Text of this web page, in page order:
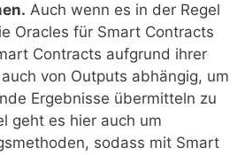
Auch wenn es in der Regel
Oracles für Smart Contracts
Contracts aufgrund ihrer
von Outputs abhängig, um
Ergebnisse übermitteln zu
geht es hier auch um
sodass mit Smart